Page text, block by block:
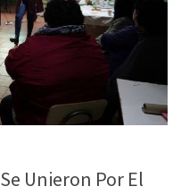
Unieron Por El